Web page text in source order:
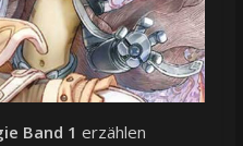
Band 1 erzählen